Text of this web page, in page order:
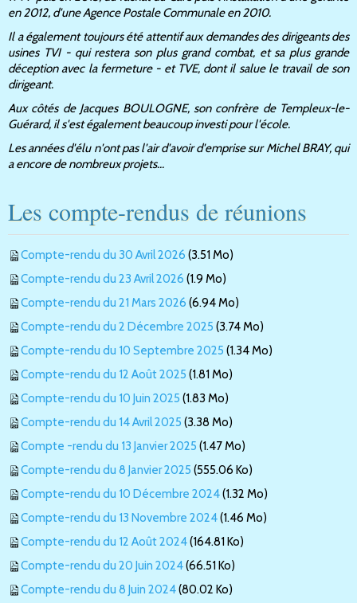
en 2012, d'une Agence Postale Communale en 2010.
Il a également toujours été attentif aux demandes des dirigeants des
usines TVI - qui restera son plus grand combat, et sa plus grande
déception avec la fermeture - et TVE, dont il salue le travail de son
dirigeant.
Aux côtés de Jacques BOULOGNE, son confrère de Templeux-le-
Guérard, il s'est également beaucoup investi pour l'école.
Les années d'élu n'ont pas l'air d'avoir d'emprise sur Michel BRAY, qui
a encore de nombreux projets...
Les compte-rendus de réunions
Compte-rendu du 30 Avril 2026 (3.51 Mo)
Compte-rendu du 23 Avril 2026 (1.9 Mo)
Compte-rendu du 21 Mars 2026 (6.94 Mo)
Compte-rendu du 2 Décembre 2025 (3.74 Mo)
Compte-rendu du 10 Septembre 2025 (1.34 Mo)
Compte-rendu du 12 Août 2025 (1.81 Mo)
Compte-rendu du 10 Juin 2025 (1.83 Mo)
Compte-rendu du 14 Avril 2025 (3.38 Mo)
Compte -rendu du 13 Janvier 2025 (1.47 Mo)
Compte-rendu du 8 Janvier 2025 (555.06 Ko)
Compte-rendu du 10 Décembre 2024(1.32 Mo)
Compte-rendu du 13 Novembre 2024(1.46 Mo)
Compte-rendu du 12 Août 2024(164.81 Ko)
Compte-rendu du 20 Juin 2024(66.51 Ko)
Compte-rendu du 8 Juin 2024(80.02 Ko)